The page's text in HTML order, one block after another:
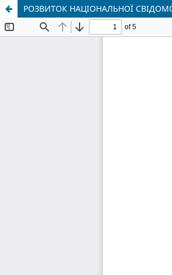
РОЗВИТОК НАЦІОНАЛЬНОЇ